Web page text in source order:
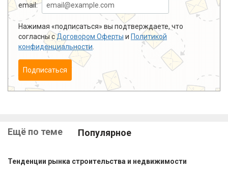
email:
Нажимая «подписаться» вы подтверждаете, что
согласны сДоговором Оферты и Политикой
конфиденциальности
Подписаться
Ещё по теме Популярное
Тенденции рынка строительства и недвижимости